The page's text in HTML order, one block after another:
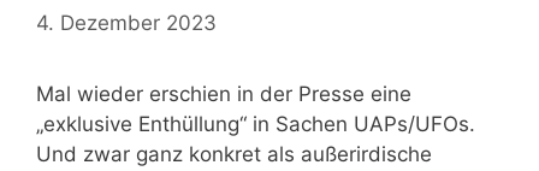
4. Dezember 2023
Mal wieder erschien in der Presse eine
„exklusive Enthüllung“ in Sachen UAPs/UFOs.
Und zwar ganz konkret als außerirdische